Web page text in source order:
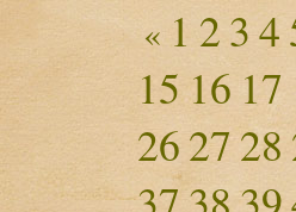
« 1 234
1516 17
262728